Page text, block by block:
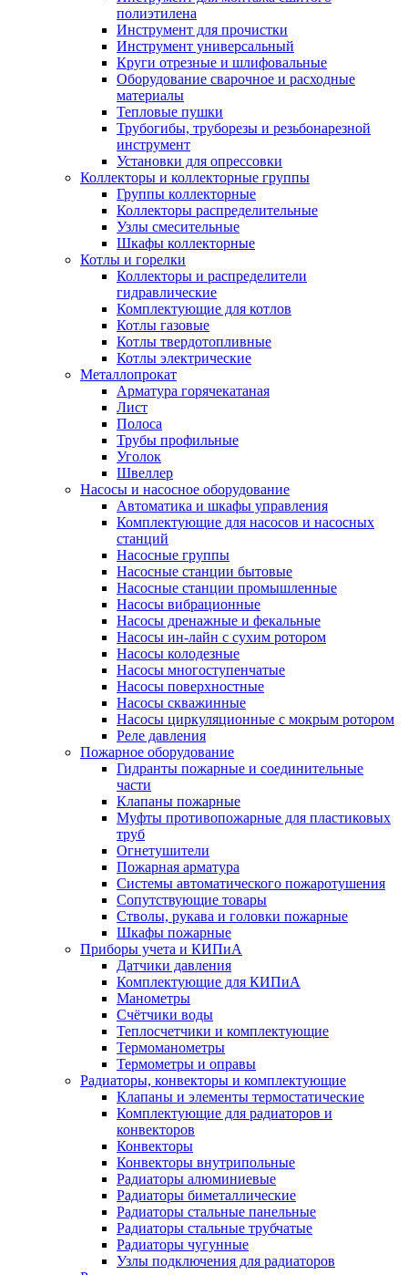
полиэтилена
Инструмент для прочистки
Инструмент универсальный
Круги отрезные и шлифовальные
Оборудование сварочное и расходные
материалы
Тепловые пушки
Трубогибы, труборезы и резьбонарезной
инструмент
Установки для опрессовки
Коллекторы и коллекторные группы
Группы коллекторные
Коллекторы распределительные
Узлы смесительные
Шкафы коллекторные
Котлы и горелки
Коллекторы и распределители
гидравлические
Комплектующие для котлов
Котлы газовые
Котлы твердотопливные
Котлы электрические
Металлопрокат
Арматура горячекатаная
Лист
Полоса
Трубы профильные
Уголок
Швеллер
Насосы и насосное оборудование
Автоматика и шкафы управления
Комплектующие для насосов и насосных
станций
Насосные группы
Насосные станции бытовые
Насосные станции промышленные
Насосы вибрационные
Насосы дренажные и фекальные
Насосы ин-лайн с сухим ротором
Насосы колодезные
Насосы многоступенчатые
Насосы поверхностные
Насосы скважинные
Насосы циркуляционные с мокрым ротором
Реле давления
Пожарное оборудование
Гидранты пожарные и соединительные
части
Клапаны пожарные
Муфты противопожарные для пластиковых
труб
Огнетушители
Пожарная арматура
Системы автоматического пожаротушения
Сопутствующие товары
Стволы, рукава и головки пожарные
Шкафы пожарные
Приборы учета и КИПиА
Датчики давления
Комплектующие для КИПиА
Манометры
Счётчики воды
Теплосчетчики и комплектующие
Термоманометры
Термометры и оправы
Радиаторы, конвекторы и комплектующие
Клапаны и элементы термостатические
Комплектующие для радиаторов и
конвекторов
Конвекторы
Конвекторы внутрипольные
Радиаторы алюминиевые
Радиаторы биметаллические
Радиаторы стальные панельные
Радиаторы стальные трубчатые
Радиаторы чугунные
Узлы подключения для радиаторов